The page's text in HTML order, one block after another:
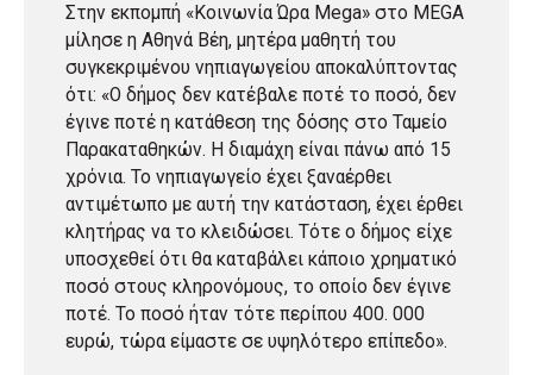
Στην εκπομπή «Κοινωνία Ώρα Mega» στο MEGA
μίλησε η Αθηνά Βέη, μητέρα μαθητή του
συγκεκριμένου νηπιαγωγείου αποκαλύπτοντας
ότι: «Ο δήμος δεν κατέβαλε ποτέ το ποσό, δεν
έγινε ποτέ η κατάθεση της δόσης στο Ταμείο
Παρακαταθηκών. Η διαμάχη είναι πάνω από 15
χρόνια. Το νηπιαγωγείο έχει ξαναέρθει
αντιμέτωπο με αυτή την κατάσταση, έχει έρθει
κλητήρας να το κλειδώσει. Τότε ο δήμος είχε
υποσχεθεί ότι θα καταβάλει κάποιο χρηματικό
ποσό στους κληρονόμους, το οποίο δεν έγινε
ποτέ. Το ποσό ήταν τότε περίπου 400. 000
ευρώ, τώρα είμαστε σε υψηλότερο επίπεδο».